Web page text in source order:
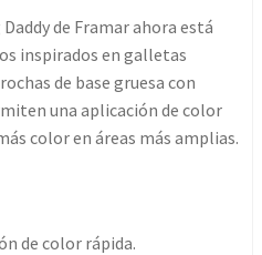
de Framar ahora está
inspirados en galletas
de base gruesa con
una aplicación de color
color en áreas más amplias.
de color rápida.